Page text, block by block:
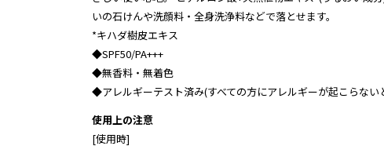
いの石けんや洗顔料・全身洗浄料などで落とせます。
*キハダ樹皮エキス
◆SPF50/PA+++
◆無香料・無着色
◆アレルギーテスト済み(すべての方にアレルギーが起こらない
使用上の注意
[使用時]